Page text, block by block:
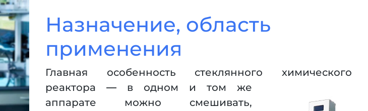
Назначение, область
применения
Главная особенность стеклянного химического
реактора — в одном и том же
аппарате можно смешивать,